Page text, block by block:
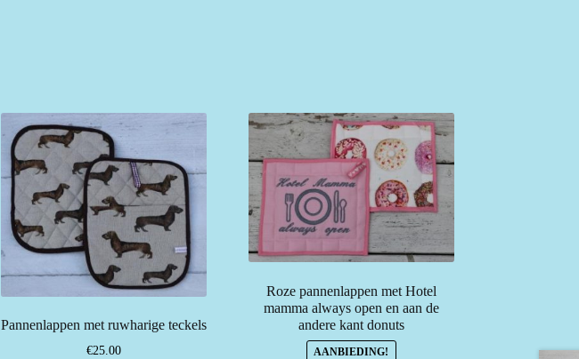
Pannenlappen met ruwharige teckels
€25.00
Roze pannenlappen met Hotel
mamma always open en aan de
andere kant donuts
AANBIEDING!